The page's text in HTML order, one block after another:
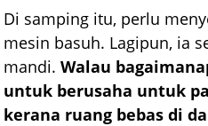
Di samping itu, perlu
mesin basuh. Lagipun, ia
mandi.Walau
untuk berusaha untuk
kerana ruang bebas di